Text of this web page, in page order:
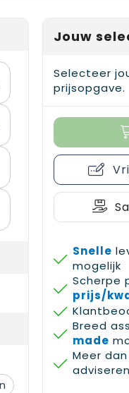
Jouw
Selecteer
prijsopgave.
Snelle
mogelijk
Scherpe
prijs/
Breed
made
Meer dan